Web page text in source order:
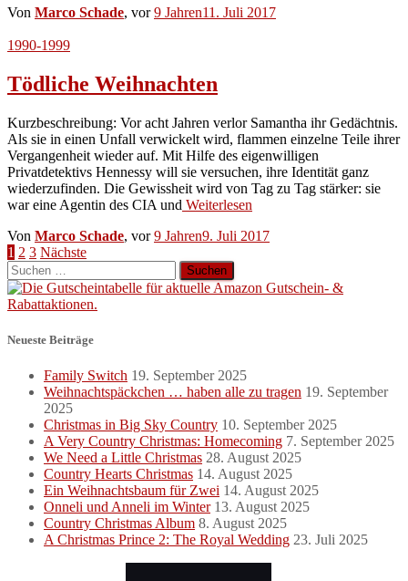
Von Marco Schade, vor9 Jahren11. Juli 2017
1990-1999
Tödliche Weihnachten
Kurzbeschreibung: Vor acht Jahren verlor Samantha ihr Gedächtnis.
Als sie in einen Unfall verwickelt wird, flammen einzelne Teile ihrer
Vergangenheit wieder auf. Mit Hilfe des eigenwilligen
Privatdetektivs Hennessy will sie versuchen, ihre Identität ganz
wiederzufinden. Die Gewissheit wird von Tag zu Tag stärker: sie
war eine Agentin des CIA und Weiterlesen
Von Marco Schade, vor9 Jahren9. Juli 2017
Seitennummerierung
der
Beiträge
1 2 3 Nächste
Suchen
nach:
Neueste Beiträge
Family Switch 19. September 2025
Weihnachtspäckchen … haben alle zu tragen 19. September
2025
Christmas in Big Sky Country 10. September 2025
A Very Country Christmas: Homecoming 7. September 2025
We Need a Little Christmas 28. August 2025
Country Hearts Christmas 14. August 2025
Ein Weihnachtsbaum für Zwei 14. August 2025
Onneli und Anneli im Winter 13. August 2025
Country Christmas Album 8. August 2025
A Christmas Prince 2: The Royal Wedding 23. Juli 2025